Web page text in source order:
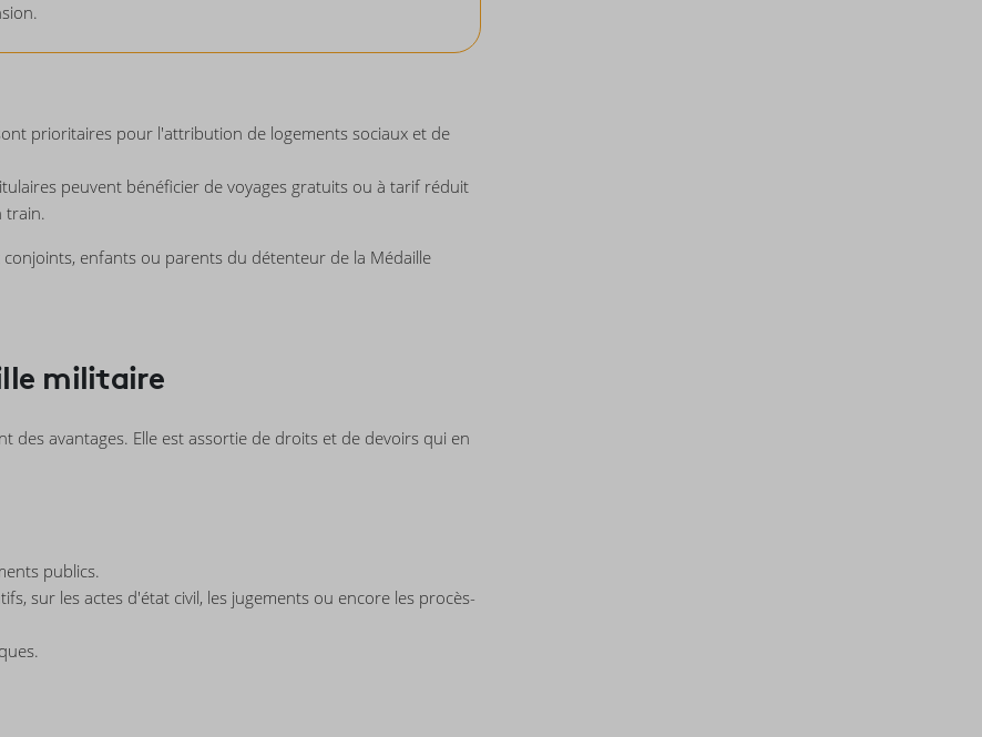
prioritaires pour l'attribution de logements sociaux et de
peuvent bénéficier de voyages gratuits ou à tarif réduit
train.
enfants ou parents du détenteur de la Médaille
militaire
avantages. Elle est assortie de droits et de devoirs qui en
publics.
sur les actes d'état civil, les jugements ou encore les procès-